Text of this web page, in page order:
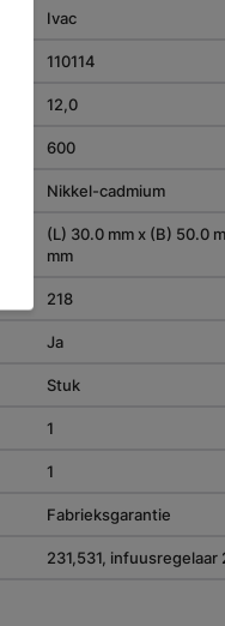
Ivac
110114
12,0
600
Nikkel-cadmium
(L) 30.0 mm x (B) 50.0
mm
218
Ja
Stuk
1
1
Fabrieksgarantie
231,531, infuusregelaar